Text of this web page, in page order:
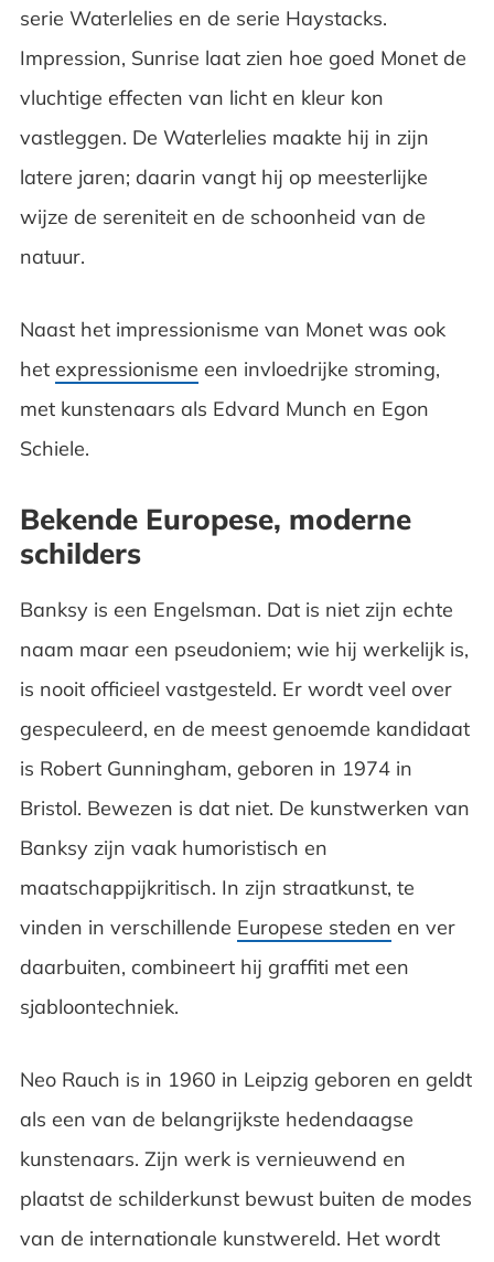
serie Waterlelies en de serie Haystacks.
Impression, Sunrise laat zien hoe goed Monet de
vluchtige effecten van licht en kleur kon
vastleggen. De Waterlelies maakte hij in zijn
latere jaren; daarin vangt hij op meesterlijke
wijze de sereniteit en de schoonheid van de
natuur.
Naast het impressionisme van Monet was ook
het expressionisme een invloedrijke stroming,
met kunstenaars als Edvard Munch en Egon
Schiele.
Bekende Europese, moderne
schilders
Banksy is een Engelsman. Dat is niet zijn echte
naam maar een pseudoniem; wie hij werkelijk is,
is nooit officieel vastgesteld. Er wordt veel over
gespeculeerd, en de meest genoemde kandidaat
is Robert Gunningham, geboren in 1974 in
Bristol. Bewezen is dat niet. De kunstwerken van
Banksy zijn vaak humoristisch en
maatschappijkritisch. In zijn straatkunst, te
vinden in verschillende Europese steden en ver
daarbuiten, combineert hij graffiti met een
sjabloontechniek.
Neo Rauch is in 1960 in Leipzig geboren en geldt
als een van de belangrijkste hedendaagse
kunstenaars. Zijn werk is vernieuwend en
plaatst de schilderkunst bewust buiten de modes
van de internationale kunstwereld. Het wordt